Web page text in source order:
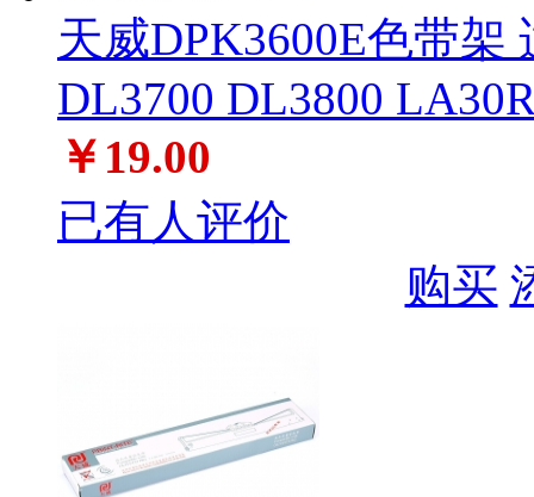
天威DPK3600E色带架
DL3700 DL3800
￥19.00
已有人评价
购买